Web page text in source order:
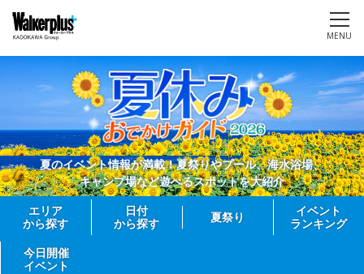
MENU
夏のイベント情報が満載！夏祭りやプール、海水浴場、
キャンプ場など遊べるスポットを大紹介
エリア
から探す
日付
から探す
夏祭り
イベント
ランキング
今日開催
イベント